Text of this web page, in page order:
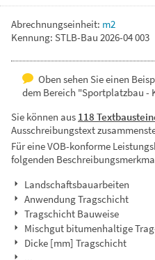
Abrechnungseinheit: m2
Kennung: STLB-Bau 2026-04 003
Oben sehen Sie einen
dem Bereich "Sportplatzbau -
Sie können aus 118
Ausschreibungstext
Für eine VOB-konforme
folgenden
Landschaftsbauarbeiten
Anwendung Tragschicht
Tragschicht Bauweise
Mischgut bitumenhaltige
Dicke [mm] Tragschicht